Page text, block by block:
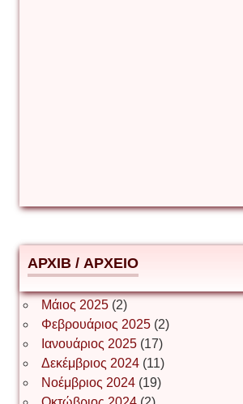
Δημήτριος Ζακοντινός
ΕΥΑΓΓΕΛΟΣ ΜΩΚΟΣ
Ιωάννης Σ. Παπαφλωράτος
АРХІВ / ΑΡΧΕΙΟ
Μάιος 2025(2)
Φεβρουάριος 2025(2)
Ιανουάριος 2025(17)
Δεκέμβριος 2024(11)
Νοέμβριος 2024(19)